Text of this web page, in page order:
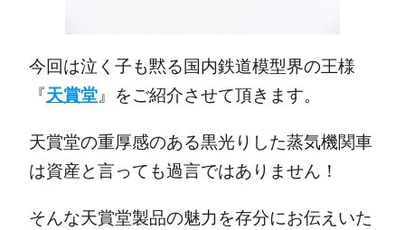
今回は泣く子も黙る国内鉄道模型界の王様
『天賞堂』をご紹介させて頂きます。
天賞堂の重厚感のある黒光りした蒸気機関車
は資産と言っても過言ではありません！
そんな天賞堂製品の魅力を存分にお伝えいた